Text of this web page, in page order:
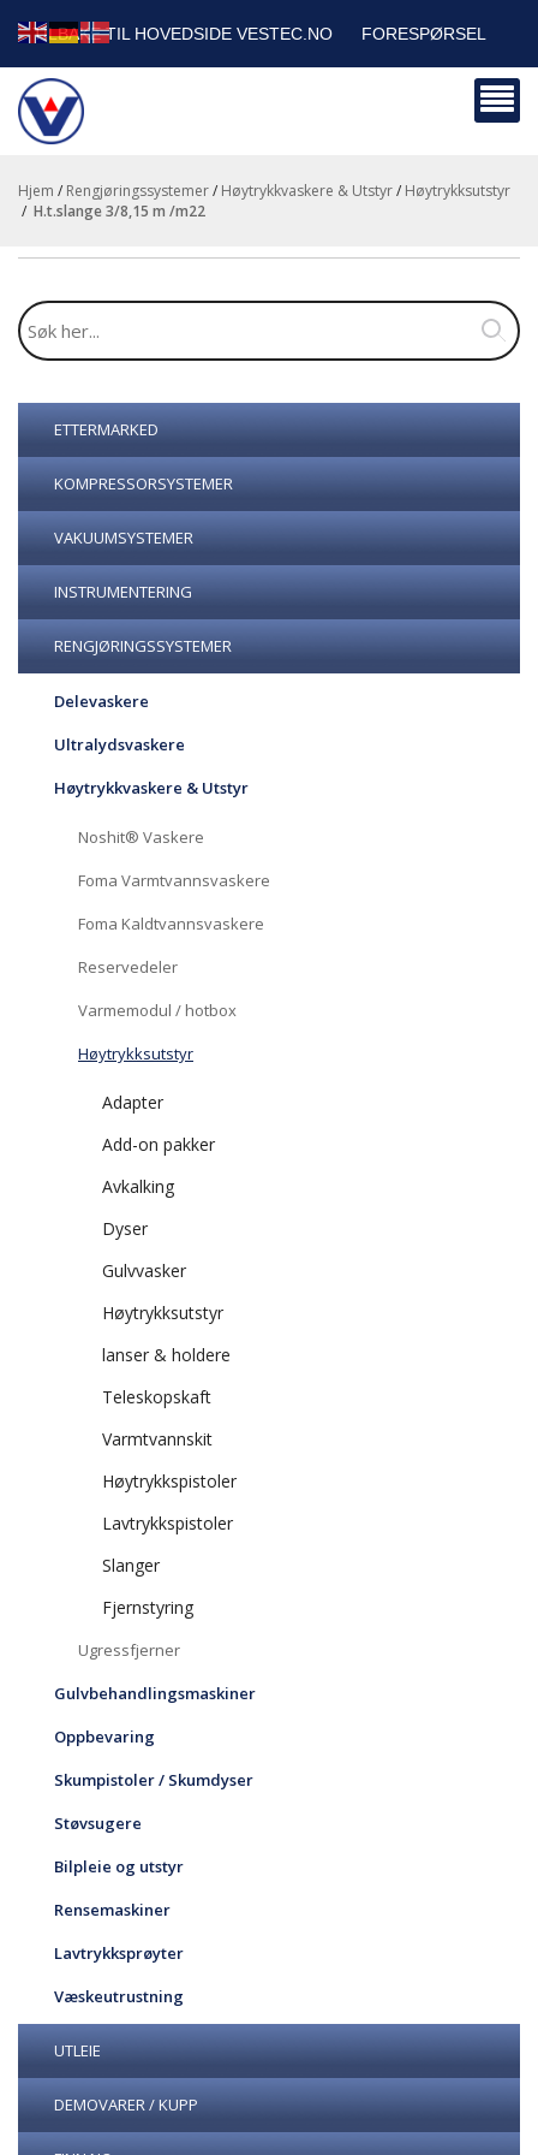
TILBAKE TIL HOVEDSIDE VESTEC.NO FORESPØRSEL
HANDLEVOGN
BEDRIFTSKUNDER
Hjem / Rengjøringssystemer/ Høytrykkvaskere & Utstyr/ Høytrykksutstyr
/
h.t.slange 3/8,15 m /m22
ETTERMARKED
KOMPRESSORSYSTEMER
VAKUUMSYSTEMER
INSTRUMENTERING
RENGJØRINGSSYSTEMER
Delevaskere
Ultralydsvaskere
Høytrykkvaskere & Utstyr
Noshit® Vaskere
Foma Varmtvannsvaskere
Foma Kaldtvannsvaskere
Reservedeler
Varmemodul / hotbox
Høytrykksutstyr
Adapter
Add-on pakker
Avkalking
Dyser
Gulvvasker
Høytrykksutstyr
lanser & holdere
Teleskopskaft
Varmtvannskit
Høytrykkspistoler
Lavtrykkspistoler
Slanger
Fjernstyring
Ugressfjerner
Gulvbehandlingsmaskiner
Oppbevaring
Skumpistoler / Skumdyser
Støvsugere
Bilpleie og utstyr
Rensemaskiner
Lavtrykksprøyter
Væskeutrustning
UTLEIE
DEMOVARER / KUPP